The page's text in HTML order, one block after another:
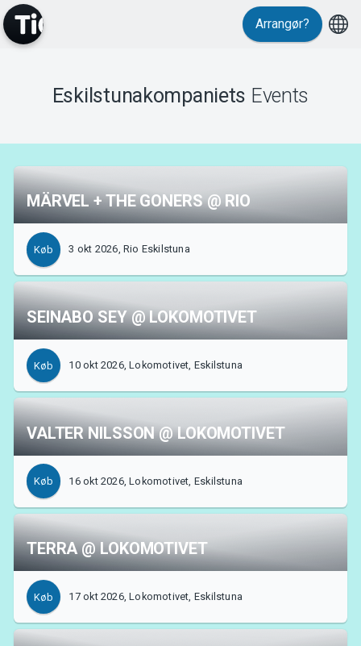
MyTickster
Support
Arrangør?
Eskilstunakompaniets Events
MÄRVEL + THE GONERS @ RIO
Køb 3 okt 2026, Rio Eskilstuna
SEINABO SEY @ LOKOMOTIVET
Køb 10 okt 2026, Lokomotivet, Eskilstuna
VALTER NILSSON @ LOKOMOTIVET
Køb 16 okt 2026, Lokomotivet, Eskilstuna
TERRA @ LOKOMOTIVET
Køb 17 okt 2026, Lokomotivet, Eskilstuna